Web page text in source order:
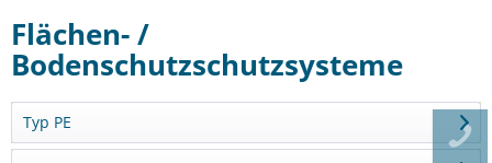
Flächen- /
Bodenschutzschutzsysteme
Typ PE